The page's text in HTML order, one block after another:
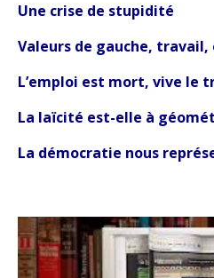
Une crise de stupidité
Valeurs de gauche, travail,
L’emploi est mort, vive le
La laïcité est-elle à
La démocratie nous